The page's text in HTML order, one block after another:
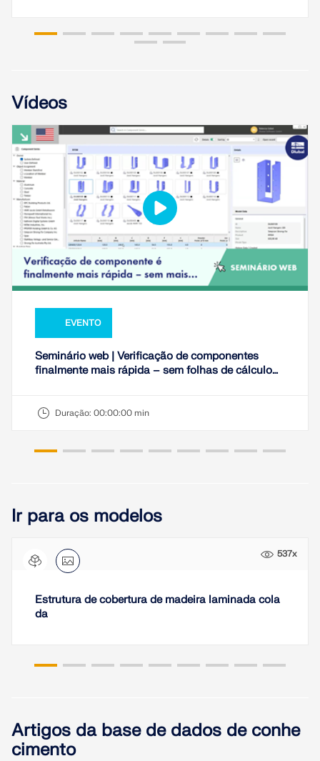
Vídeos
EVENTO
Seminário web | Verificação de componentes
finalmente mais rápida – sem folhas de cálculo
Duração: 00:00:00 min
Ir para os modelos
537x
Estrutura de cobertura de madeira laminada cola
da
Artigos da base de dados de conhe
cimento